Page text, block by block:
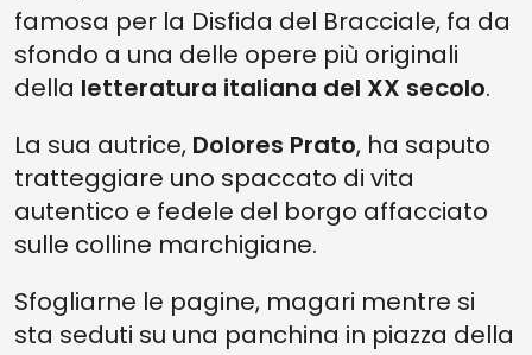
famosa per la Disfida del Bracciale, fa da
sfondo a una delle opere più originali
della letteratura italiana del XX secolo.
La sua autrice, Dolores Prato, ha saputo
tratteggiare uno spaccato di vita
autentico e fedele del borgo affacciato
sulle colline marchigiane.
Sfogliarne le pagine, magari mentre si
sta seduti su una panchina in piazza della